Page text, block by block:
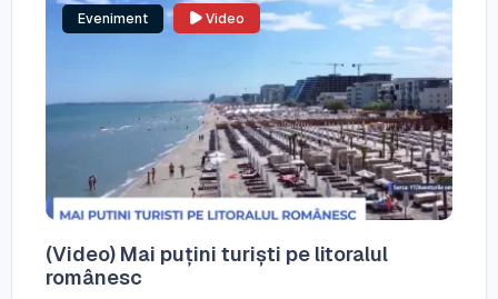
Eveniment Video
(Video) Mai puțini turiști pe litoralul
românesc